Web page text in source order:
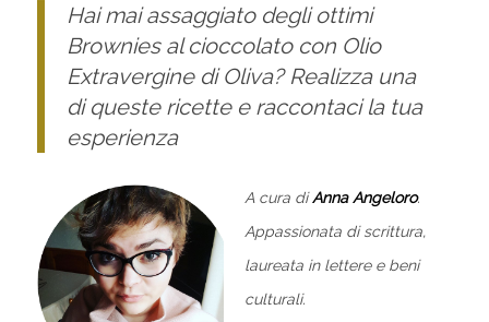
Hai mai assaggiato degli ottimi
Brownies al cioccolato con Olio
Extravergine di Oliva? Realizza una
di queste ricette e raccontaci la tua
esperienza
A cura diAnna Angeloro.
Appassionata di scrittura,
laureata in lettere e beni
culturali.